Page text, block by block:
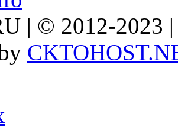
| © 2012-2023